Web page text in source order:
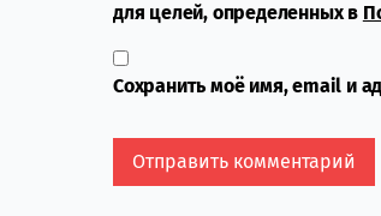
для целей, определенных в
Сохранить моё имя, email и